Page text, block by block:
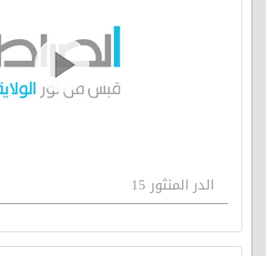
الدر المنثور 15